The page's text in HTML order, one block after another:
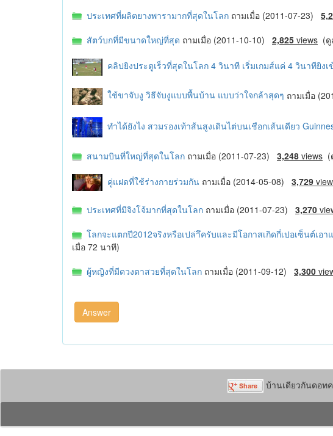
ประเทศที่ผลิตยางพารามากที่สุดในโลก ถามเมื่อ (2011-07-23)
สัตว์บกที่มีขนาดใหญ่ที่สุด ถามเมื่อ (2011-10-10) 2,825 views (
คลิปยิงประตูเร็วที่สุดในโลก 4 วินาที เริ่มเกมส์แค่ 4 วินาทียิงเ
ใช้ขาจับงู วิธีจับงูแบบพื้นบ้าน แบบว่าใจกล้าสุดๆ ถามเมื่อ
ทำได้ยังไง สวมรองเท้าส้นสูงเดินไต่บนเชือกเส้นเดียว
สนามบินที่ใหญ่ที่สุดในโลก ถามเมื่อ (2011-07-23) 3,248 views
คู่แฝดที่ใช้ร่างกายร่วมกัน ถามเมื่อ (2014-05-08) 3,729
ประเทศที่มีจิงโจ้มากที่สุดในโลก ถามเมื่อ (2011-07-23) 3,270
โลกจะแตกปี2012จริงหรือเปล่าึครับและมีโอกาสเกิดกี่เปอเซ็นต์เ
เมื่อ 72 นาที)
ผู้หญิงที่มีดวงตาสวยที่สุดในโลก ถามเมื่อ (2011-09-12) 3,300
บ้านเดียวกันดอท